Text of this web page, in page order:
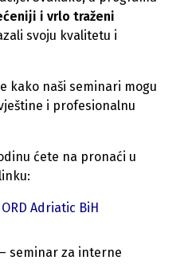
i vrlo traženi
svoju kvalitetu i
kako naši seminari mogu
i profesionalnu
ćete na pronaći u
Adriatic BiH
– seminar za interne